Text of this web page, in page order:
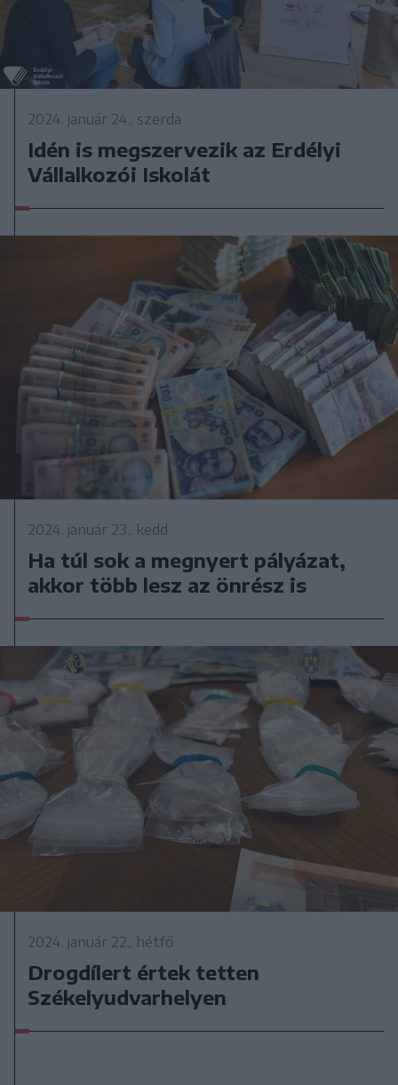
2024. január 24., szerda
Idén is megszervezik az Erdélyi
Vállalkozói Iskolát
2024. január 23., kedd
Ha túl sok a megnyert pályázat,
akkor több lesz az önrész is
2024. január 22., hétfő
Drogdílert értek tetten
Székelyudvarhelyen